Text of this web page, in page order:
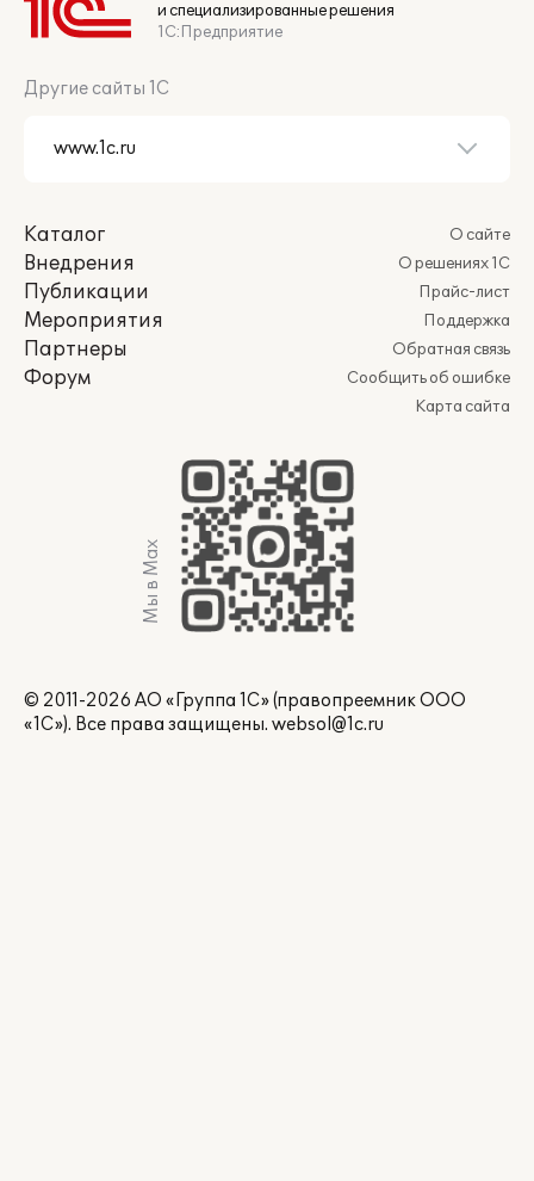
и специализированные решения
1С:Предприятие
Другие сайты 1С
Каталог
Внедрения
Публикации
Мероприятия
Партнеры
Форум
О сайте
О решениях 1С
Прайс-лист
Поддержка
Обратная связь
Сообщить об ошибке
Карта сайта
Мы в Max
© 2011-2026 АО «Группа 1С» (правопреемник ООО
«1С»). Все права защищены. websol@1c.ru